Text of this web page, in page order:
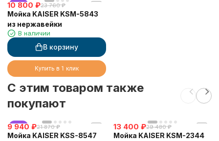
хит
10 800 ₽23 760 ₽
Мойка KAISER KSM-5843
из нержавейки
В наличии
В корзину
Купить в 1 клик
C этим товаром также
покупают
хит
9 940 ₽21 870 ₽
Мойка KAISER KSS-8547
13 400 ₽29 480 ₽
Мойка KAISER KSM-2344